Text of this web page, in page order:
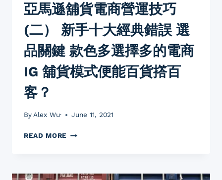
內
容
及
忽
略
相
片
商
比
機
亞馬遜舖貨電商營運技巧
(二） 新手十大經典錯誤 選
品關鍵 款色多選擇多的電商
IG 舖貨模式便能百貨撘百
客？
ByAlex Wu· June 11, 2021
READ MORE 亞
貨